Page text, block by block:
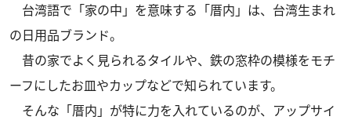
台湾語で「家の中」を意味する「厝内」は、台湾生まれ
の日用品ブランド。
昔の家でよく見られるタイルや、鉄の窓枠の模様をモチ
ーフにしたお皿やカップなどで知られています。
そんな「厝内」が特に力を入れているのが、アップサイ